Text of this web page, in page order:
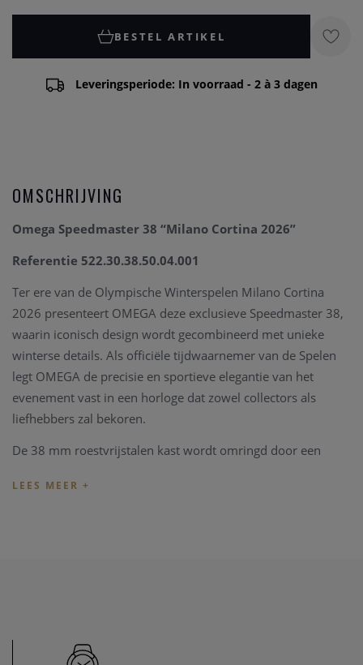
BESTEL ARTIKEL
Leveringsperiode: In voorraad - 2 à 3 dagen
OMSCHRIJVING
Omega Speedmaster 38 “Milano Cortina 2026”
Referentie 522.30.38.50.04.001
Ter ere van de Olympische Winterspelen Milano Cortina
2026 presenteert OMEGA deze exclusieve Speedmaster 38,
waarin iconisch design wordt gecombineerd met unieke
winterse details. Als officiële tijdwaarnemer van de Spelen
legt OMEGA de precisie en sportieve elegantie van het
evenement vast in een horloge dat zowel collectors als
liefhebbers zal bekoren.
De 38 mm roestvrijstalen kast wordt omringd door een
email. De gelakte witte wijzerplaat heeft een subtiele frosted
blauwe kleurverloop, net als de donkerblauwe Milano